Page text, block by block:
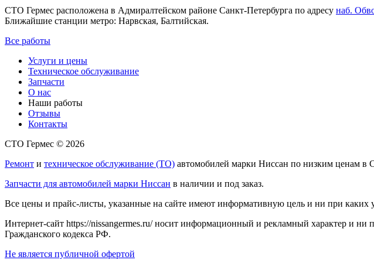
СТО Гермес расположена в Адмиралтейском районе Санкт-Петербурга по адресу наб.
Ближайшие станции метро: Нарвская, Балтийская.
Все работы
Услуги и цены
Техническое обслуживание
Запчасти
О нас
Наши работы
Отзывы
Контакты
СТО Гермес © 2026
Ремонт и техническое обслуживание (ТО) автомобилей марки Ниссан по низким ценам в
Запчасти для автомобилей марки Ниссан в наличии и под заказ.
Все цены и прайс-листы, указанные на сайте имеют информативную цель и ни при
Интернет-сайт https://nissangermes.ru/ носит информационный и рекламный характер и ни
Гражданского кодекса РФ.
Не является публичной офертой